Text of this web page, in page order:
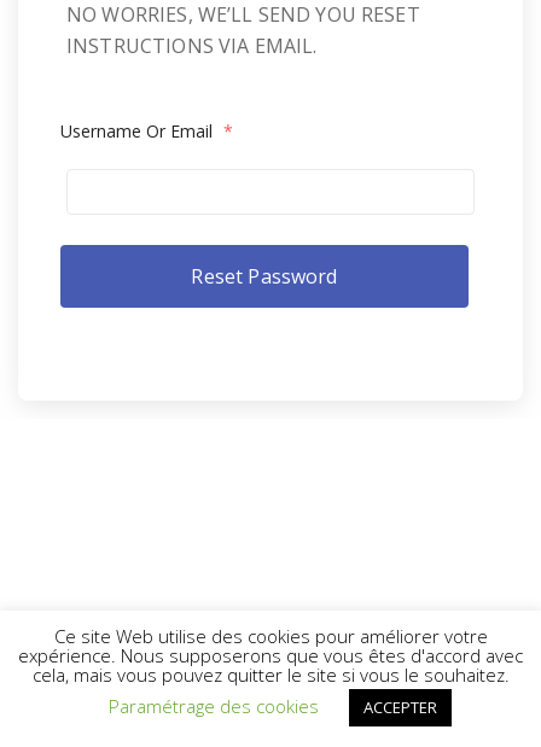
NO WORRIES, WE’LL SEND YOU RESET
INSTRUCTIONS VIA EMAIL.
Username Or Email *
Ce site Web utilise des cookies pour améliorer votre
expérience. Nous supposerons que vous êtes d'accord avec
cela, mais vous pouvez quitter le site si vous le souhaitez.
Paramétrage des cookies
ACCEPTER